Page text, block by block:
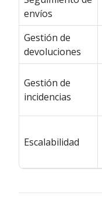
envíos
Gestión de
devoluciones
Gestión de
incidencias
Escalabilidad